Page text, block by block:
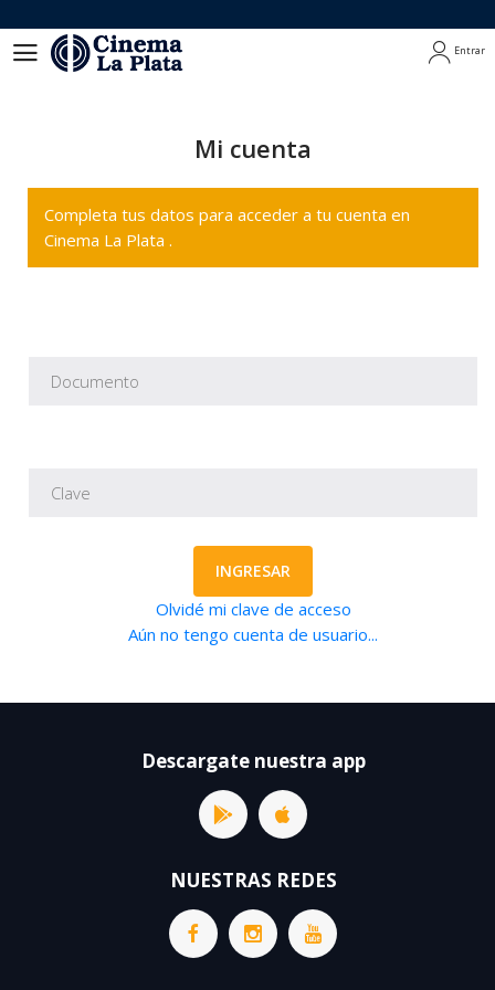
Entrar
Mi cuenta
Completa tus datos para acceder a tu cuenta en
Cinema La Plata .
INGRESAR
Olvidé mi clave de acceso
Aún no tengo cuenta de usuario...
Descargate nuestra app
NUESTRAS REDES